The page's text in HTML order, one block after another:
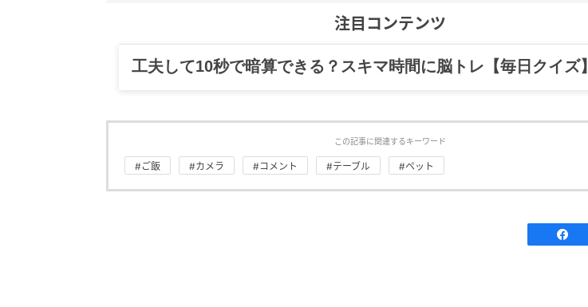
注目コンテンツ
工夫して10秒で暗算できる？スキマ時間に脳トレ【毎日クイズ】
この記事に関連するキーワード
#ご飯 #カメラ #コメント #テーブル #ペット